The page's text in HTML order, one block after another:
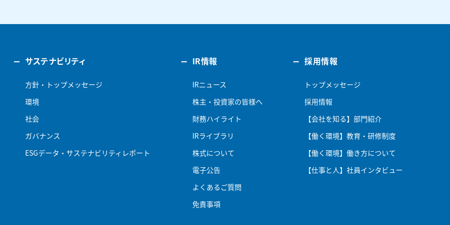
サステナビリティ
方針・トップメッセージ
環境
社会
ガバナンス
ESGデータ・サステナビリティレポート
IR情報
IRニュース
株主・投資家の皆様へ
財務ハイライト
IRライブラリ
株式について
電子公告
よくあるご質問
免責事項
採用情報
トップメッセージ
採用情報
【会社を知る】部門紹介
【働く環境】教育・研修制度
【働く環境】働き方について
【仕事と人】社員インタビュー